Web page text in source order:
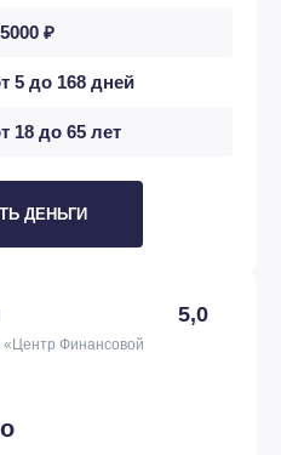
₽
5 до 168 дней
18 до 65 лет
ДЕНЬГИ
5,0
Финансовой